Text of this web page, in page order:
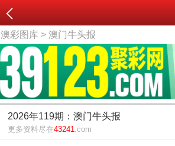
澳彩图库 > 澳门牛头报
2026年119期：澳门牛头报
更多资料尽在43241.com